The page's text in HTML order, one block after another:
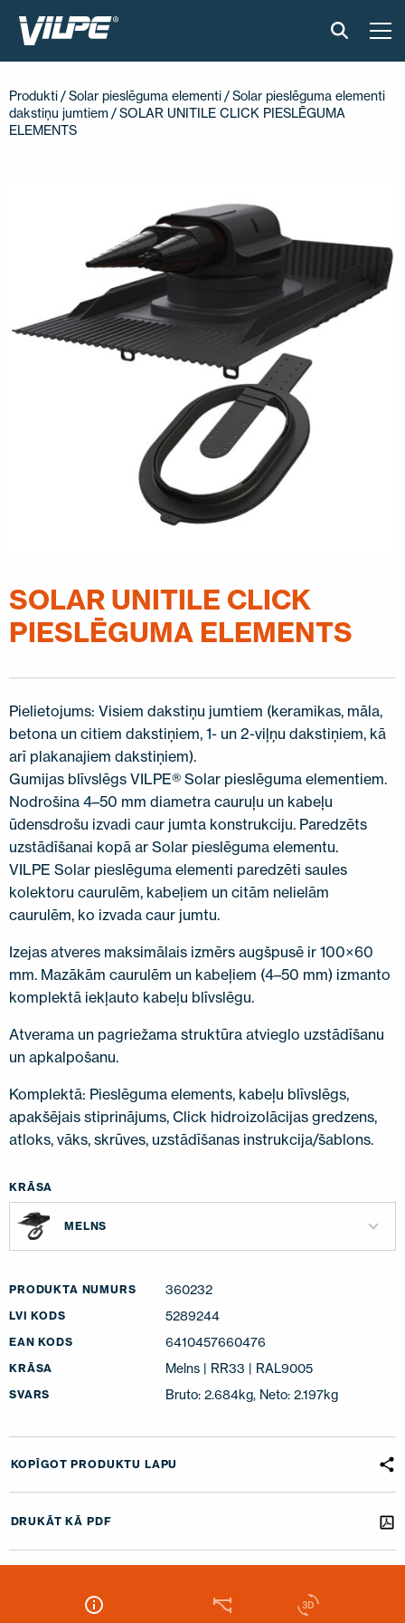
GUDRAIS JUMTS
UZSTĀDĪŠANA UN MATERIĀLI
ATSAUKSMES
RAKSTI
SV SV-FI LV ET
Produkti /Solar pieslēguma elementi /Solar pieslēguma elementi
dakstiņu jumtiem / SOLAR UNITILE CLICK PIESLĒGUMA
ELEMENTS
SOLAR UNITILE CLICK
PIESLĒGUMA ELEMENTS
Pielietojums: Visiem dakstiņu jumtiem (keramikas, māla,
betona un citiem dakstiņiem, 1- un 2-viļņu dakstiņiem, kā
arī plakanajiem dakstiņiem).
Gumijas blīvslēgs VILPE® Solar pieslēguma elementiem.
Nodrošina 4–50 mm diametra cauruļu un kabeļu
ūdensdrošu izvadi caur jumta konstrukciju. Paredzēts
uzstādīšanai kopā ar Solar pieslēguma elementu.
VILPE Solar pieslēguma elementi paredzēti saules
kolektoru caurulēm, kabeļiem un citām nelielām
caurulēm, ko izvada caur jumtu.
Izejas atveres maksimālais izmērs augšpusē ir 100×60
mm. Mazākām caurulēm un kabeļiem (4–50 mm) izmanto
komplektā iekļauto kabeļu blīvslēgu.
Atverama un pagriežama struktūra atvieglo uzstādīšanu
un apkalpošanu.
Komplektā: Pieslēguma elements, kabeļu blīvslēgs,
apakšējais stiprinājums, Click hidroizolācijas gredzens,
atloks, vāks, skrūves, uzstādīšanas instrukcija/šablons.
KRĀSA
MELNS
PRODUKTA NUMURS 360232
LVI KODS 5289244
EAN KODS 6410457660476
KRĀSA Melns | RR33 | RAL9005
SVARS Bruto: 2.684kg, Neto: 2.197kg
KOPĪGOT PRODUKTU LAPU
DRUKĀT KĀ PDF